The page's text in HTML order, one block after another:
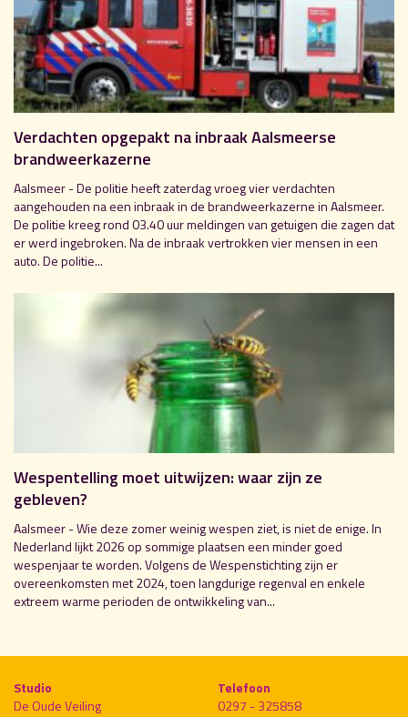
Verdachten opgepakt na inbraak Aalsmeerse
brandweerkazerne
Aalsmeer - De politie heeft zaterdag vroeg vier verdachten
aangehouden na een inbraak in de brandweerkazerne in Aalsmeer.
De politie kreeg rond 03.40 uur meldingen van getuigen die zagen dat
er werd ingebroken. Na de inbraak vertrokken vier mensen in een
auto. De politie...
Wespentelling moet uitwijzen: waar zijn ze
gebleven?
Aalsmeer - Wie deze zomer weinig wespen ziet, is niet de enige. In
Nederland lijkt 2026 op sommige plaatsen een minder goed
wespenjaar te worden. Volgens de Wespenstichting zijn er
overeenkomsten met 2024, toen langdurige regenval en enkele
extreem warme perioden de ontwikkeling van...
Studio
De Oude Veiling
Telefoon
0297 - 325858